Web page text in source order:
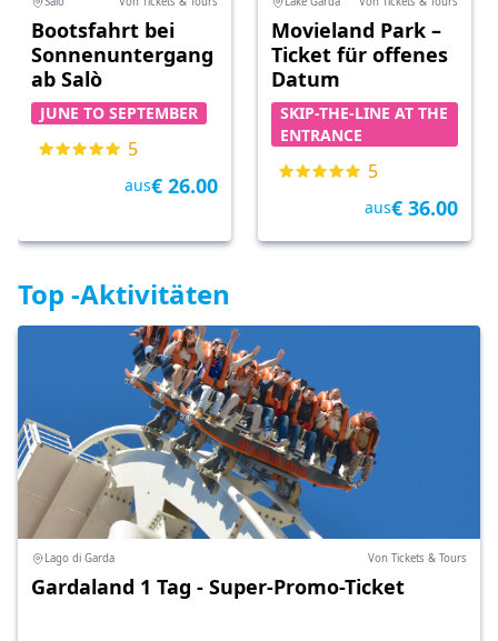
Bootsfahrt bei
Sonnenuntergang
ab Salò
JUNE TO SEPTEMBER
5
aus€ 26.00
Movieland Park –
Ticket für offenes
Datum
SKIP-THE-LINE AT THE
ENTRANCE
5
aus€ 36.00
Top -Aktivitäten
Lago di Garda Von Tickets & Tours
Gardaland 1 Tag - Super-Promo-Ticket